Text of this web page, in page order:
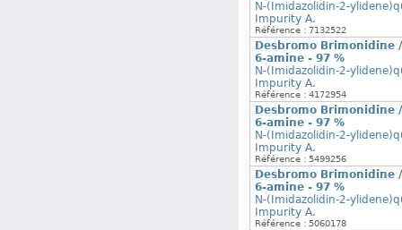
N-(Imidazolidin-2-
Impurity A.
Référence : 7132522
Desbromo Brimonidine
6-amine - 97 %
N-(Imidazolidin-2-
Impurity A.
Référence : 4172954
Desbromo Brimonidine
6-amine - 97 %
N-(Imidazolidin-2-
Impurity A.
Référence : 5499256
Desbromo Brimonidine
6-amine - 97 %
N-(Imidazolidin-2-
Impurity A.
Référence : 5060178